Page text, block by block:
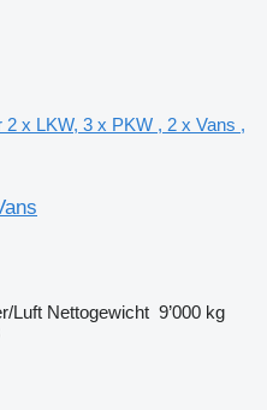
2 x LKW, 3 x PKW , 2 x Vans ,
Luft Nettogewicht 9’000 kg